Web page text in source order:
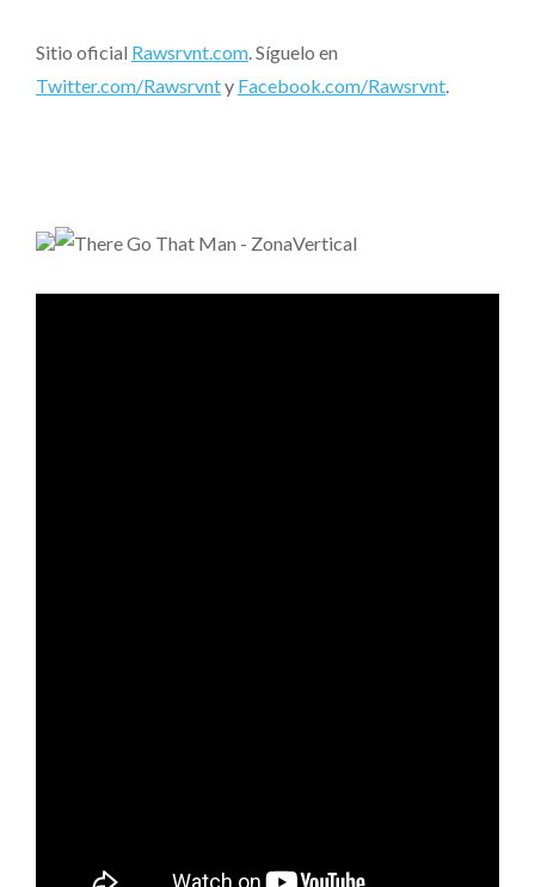
Sitio oficial Rawsrvnt.com. Síguelo en
Twitter.com/Rawsrvnty Facebook.com/Rawsrvnt.